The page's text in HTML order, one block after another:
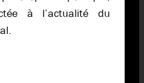
à l’actualité du